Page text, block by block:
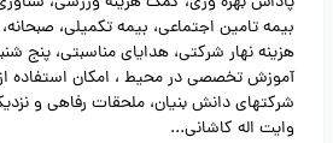
بیمه تامین اجتماعی، بیمه تکمیلی،
هزینه نهار شرکتی، هدایای مناسبتی، پنج
آموزش تخصصی در محیط ، امکان استفاده از
شرکتهای دانش بنیان، ملحقات رفاهی و
وایت اله کاشانی...